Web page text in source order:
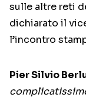
sulle altre reti
dichiarato il
l’incontro
Pier Silvio